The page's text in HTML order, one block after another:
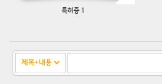
특허증 1